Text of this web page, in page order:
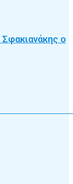
ο